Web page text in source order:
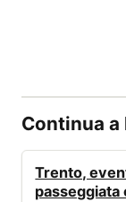
Continua a
Trento,
passeggiata